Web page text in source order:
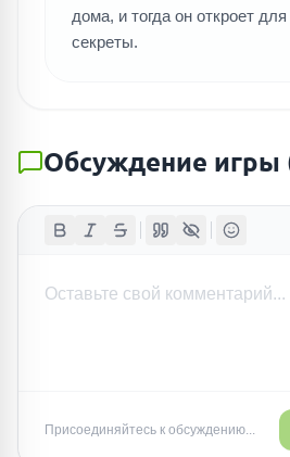
дома, и тогда он откроет
секреты.
Обсуждение игры
Присоединяйтесь к обсуждению...